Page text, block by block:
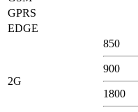
GPRS
EDGE
2G
850
900
1800